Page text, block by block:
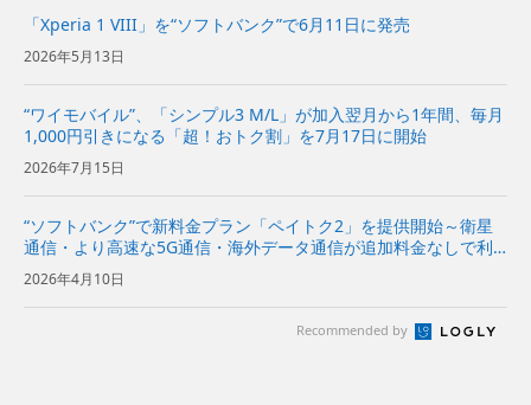
「Xperia 1 VIII」を“ソフトバンク”で6月11日に発売
2026年5月13日
“ワイモバイル”、「シンプル3 M/L」が加入翌月から1年間、毎月
1,000円引きになる「超！おトク割」を7月17日に開始
2026年7月15日
“ソフトバンク”で新料金プラン「ペイトク2」を提供開始～衛星
通信・より高速な5G通信・海外データ通信が追加料金なしで利
用でき、経済圏特典の拡充でPayPayポイント付与率が従来プラ
ンの2倍に～
2026年4月10日
Recommended by